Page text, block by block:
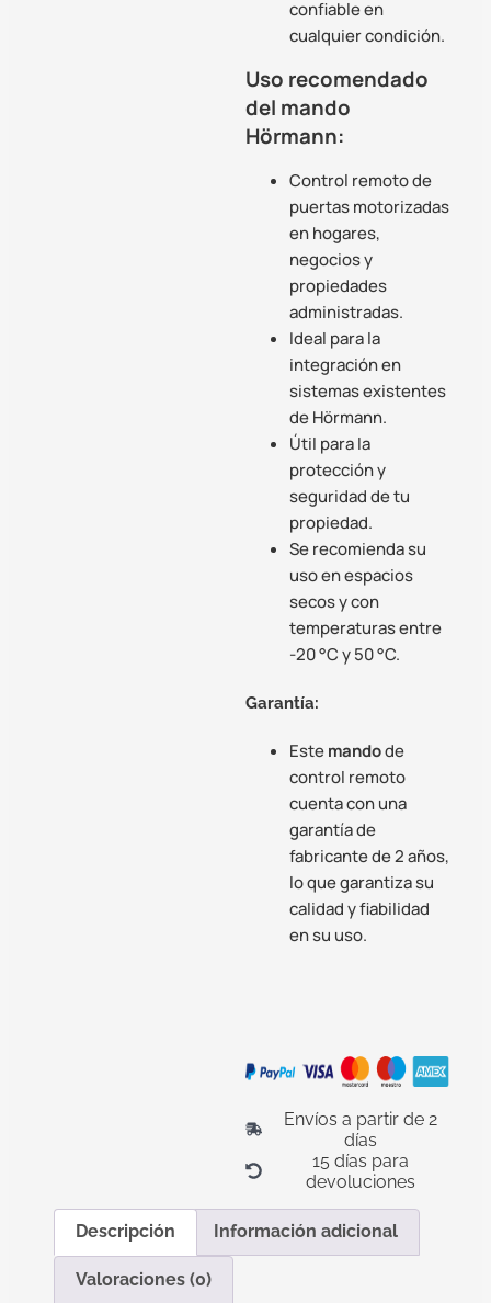
confiable en
cualquier condición.
Uso recomendado
del mando
Hörmann:
Control remoto de
puertas motorizadas
en hogares,
negocios y
propiedades
administradas.
Ideal para la
integración en
sistemas existentes
de Hörmann.
Útil para la
protección y
seguridad de tu
propiedad.
Se recomienda su
uso en espacios
secos y con
temperaturas entre
-20 °C y 50 °C.
Garantía:
Estemandode
control remoto
cuenta con una
garantía de
fabricante de 2 años,
lo que garantiza su
calidad y fiabilidad
en su uso.
Envíos a partir de 2
días
15 días para
devoluciones
Descripción Información adicional
Valoraciones (0)